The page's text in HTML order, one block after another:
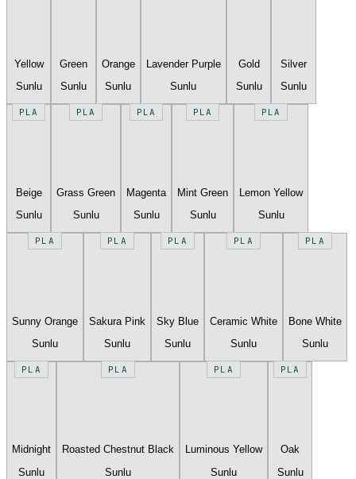
Yellow
Sunlu
Green
Sunlu
Orange
Sunlu
Lavender Purple
Sunlu
Gold
Sunlu
Silver
Sunlu
PLA
Beige
Sunlu
PLA
Grass Green
Sunlu
PLA
Magenta
Sunlu
PLA
Mint Green
Sunlu
PLA
Lemon Yellow
Sunlu
PLA
Sunny Orange
Sunlu
PLA
Sakura Pink
Sunlu
PLA
Sky Blue
Sunlu
PLA
Ceramic White
Sunlu
PLA
Bone White
Sunlu
PLA
Midnight
Sunlu
PLA
Roasted Chestnut Black
Sunlu
PLA
Luminous Yellow
Sunlu
PLA
Oak
Sunlu